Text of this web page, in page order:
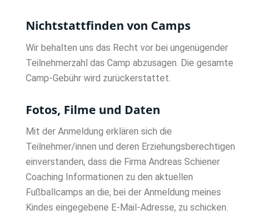
Nichtstattfinden von Camps
Wir behalten uns das Recht vor bei ungenügender
Teilnehmerzahl das Camp abzusagen. Die gesamte
Camp-Gebühr wird zurückerstattet.
Fotos, Filme und Daten
Mit der Anmeldung erklären sich die
Teilnehmer/innen und deren Erziehungsberechtigen
einverstanden, dass die Firma Andreas Schiener
Coaching Informationen zu den aktuellen
Fußballcamps an die, bei der Anmeldung meines
Kindes eingegebene E-Mail-Adresse, zu schicken.